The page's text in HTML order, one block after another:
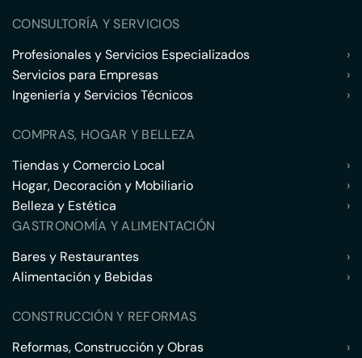
CONSULTORÍA Y SERVICIOS
Profesionales y Servicios Especializados
›
Servicios para Empresas
›
Ingeniería y Servicios Técnicos
›
COMPRAS, HOGAR Y BELLEZA
Tiendas y Comercio Local
›
Hogar, Decoración y Mobiliario
›
Belleza y Estética
›
GASTRONOMÍA Y ALIMENTACIÓN
Bares y Restaurantes
›
Alimentación y Bebidas
›
CONSTRUCCIÓN Y REFORMAS
Reformas, Construcción y Obras
›